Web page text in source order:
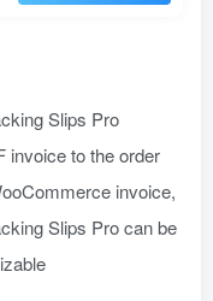
Slips Pro
invoice to the order
invoice,
Slips Pro can be